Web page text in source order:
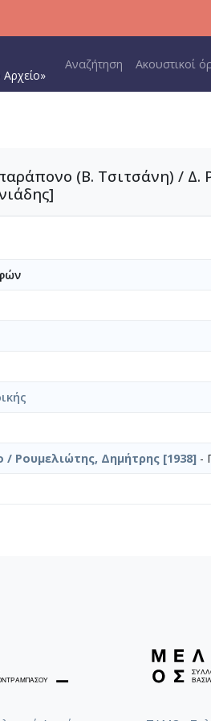
Main navigation
Αναζήτηση Ακουστικοί
(Β. Τσιτσάνη) / Δ.
Ρουμελιώτης, Δημήτρης [1938] -